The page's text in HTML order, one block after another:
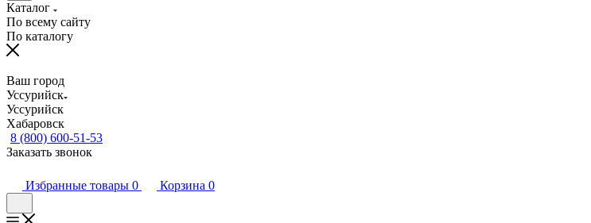
Каталог
По всему сайту
По каталогу
Ваш город
Уссурийск
Уссурийск
Хабаровск
8 (800) 600-51-53
Заказать звонок
Избранные товары 0 Корзина 0